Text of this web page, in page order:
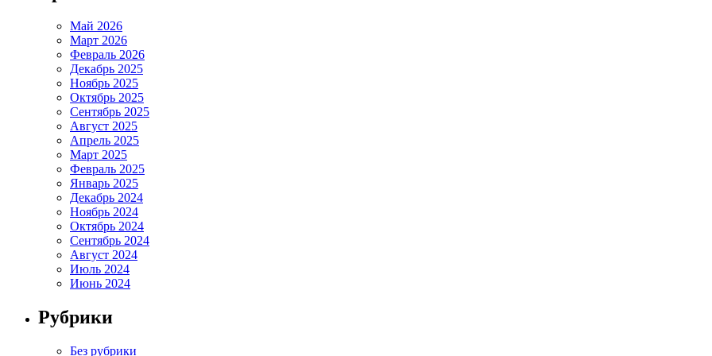
Май 2026
Март 2026
Февраль 2026
Декабрь 2025
Ноябрь 2025
Октябрь 2025
Сентябрь 2025
Август 2025
Апрель 2025
Март 2025
Февраль 2025
Январь 2025
Декабрь 2024
Ноябрь 2024
Октябрь 2024
Сентябрь 2024
Август 2024
Июль 2024
Июнь 2024
Рубрики
Без рубрики